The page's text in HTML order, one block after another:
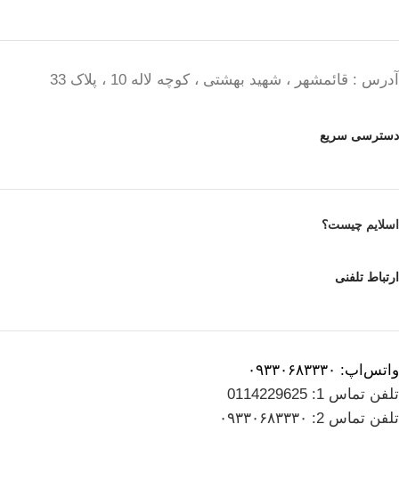
آدرس : قائمشهر ، شهید بهشتی ، کوچه لاله 10 ، پلاک 33
دسترسی سریع
اسلایم چیست؟
ارتباط تلفنی
واتس‌اپ: ۰۹۳۳۰۶۸۳۳۳۰
تلفن تماس 1: 0114229625
تلفن تماس 2: ۰۹۳۳۰۶۸۳۳۳۰